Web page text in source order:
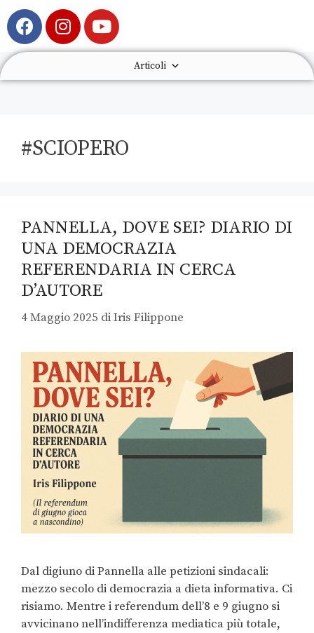
Articoli
#SCIOPERO
PANNELLA, DOVE SEI? DIARIO DI
UNA DEMOCRAZIA
REFERENDARIA IN CERCA
D’AUTORE
4 Maggio 2025 diIris Filippone
Dal digiuno di Pannella alle petizioni sindacali:
mezzo secolo di democrazia a dieta informativa. Ci
risiamo. Mentre i referendum dell’8 e 9 giugno si
avvicinano nell’indifferenza mediatica più totale,